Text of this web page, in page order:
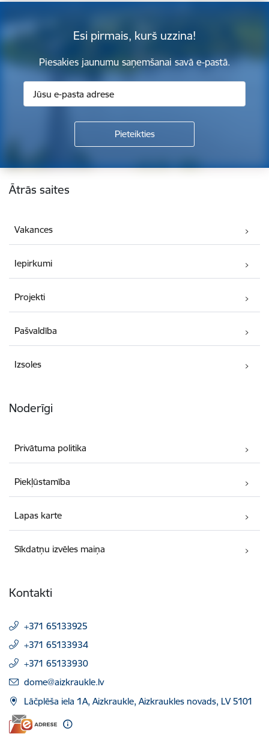
Esi pirmais, kurš uzzina!
Piesakies jaunumu saņemšanai savā e-pastā.
Kājene
Ātrās saites
Vakances
Iepirkumi
Projekti
Pašvaldība
Izsoles
Noderīgi
Privātuma politika
Piekļūstamība
Lapas karte
Sīkdatņu izvēles maiņa
Kontakti
+371 65133925
+371 65133934
+371 65133930
E-pasts:
dome@aizkraukle.lv
Lāčplēša iela 1A, Aizkraukle, Aizkraukles novads, LV 5101